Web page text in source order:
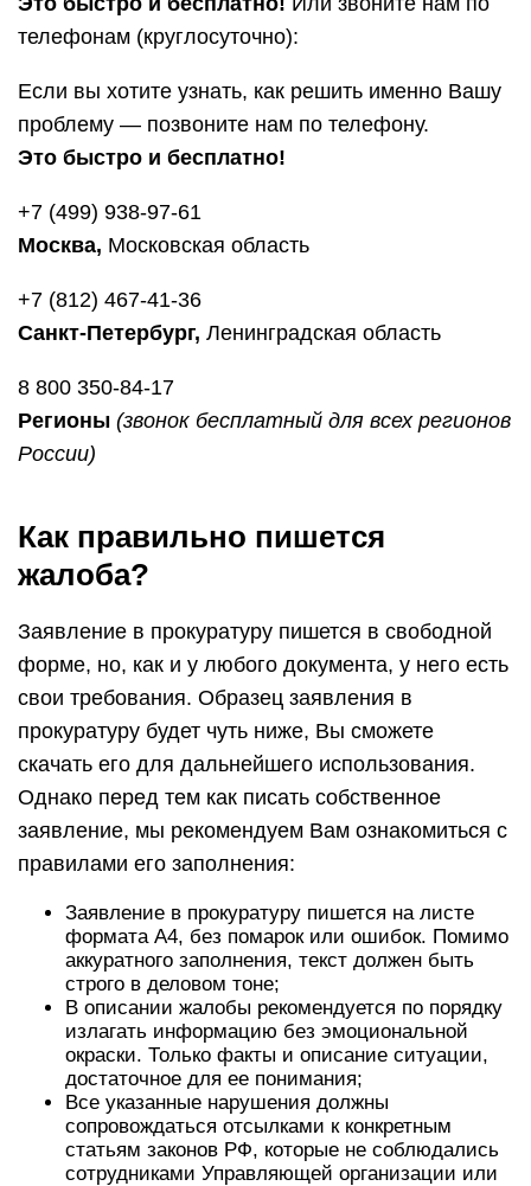
телефонам (круглосуточно):
Если вы хотите узнать, как решить именно Вашу
проблему — позвоните нам по телефону.
Это быстро и бесплатно!
+7 (499) 938-97-61
Москва, Московская область
+7 (812) 467-41-36
Санкт-Петербург, Ленинградская область
8 800 350-84-17
Регионы (звонок бесплатный для всех регионов
России)
Как правильно пишется
жалоба?
Заявление в прокуратуру пишется в свободной
форме, но, как и у любого документа, у него есть
свои требования. Образец заявления в
прокуратуру будет чуть ниже, Вы сможете
скачать его для дальнейшего использования.
Однако перед тем как писать собственное
заявление, мы рекомендуем Вам ознакомиться с
правилами его заполнения:
Заявление в прокуратуру пишется на листе
формата А4, без помарок или ошибок. Помимо
аккуратного заполнения, текст должен быть
строго в деловом тоне;
В описании жалобы рекомендуется по порядку
излагать информацию без эмоциональной
окраски. Только факты и описание ситуации,
достаточное для ее понимания;
Все указанные нарушения должны
сопровождаться отсылками к конкретным
статьям законов РФ, которые не соблюдались
сотрудниками Управляющей организации или